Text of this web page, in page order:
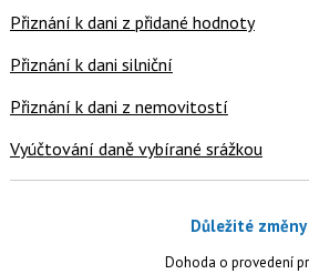
Přiznání k dani z přidané hodnoty
Přiznání k dani silniční
Přiznání k dani z nemovitostí
Vyúčtování daně vybírané srážkou
Důležité změny
Dohoda o provedení